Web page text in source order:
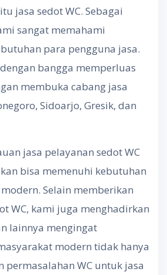
jasa sedot WC. Sebagai
sangat memahami
para pengguna jasa.
bangga memperluas
membuka cabang jasa
Sidoarjo, Gresik, dan
jasa pelayanan sedot WC
bisa memenuhi kebutuhan
Selain memberikan
WC, kami juga menghadirkan
lainnya mengingat
modern tidak hanya
permasalahan WC untuk jasa